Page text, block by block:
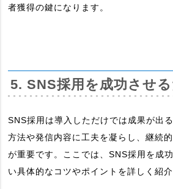
者獲得の鍵になります。
5. SNS採用を成功させ
SNS採用は導入しただけでは成果が出
方法や発信内容に工夫を凝らし、継続
が重要です。ここでは、SNS採用を成
い具体的なコツやポイントを詳しく紹介